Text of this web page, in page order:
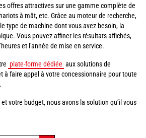
offres attractives sur une gamme complète de
à mât, etc. Grâce au moteur de recherche,
type de machine dont vous avez besoin, la
Vous pouvez affiner les résultats affichés,
et l'année de mise en service.
plate-forme dédiée aux solutions de
à faire appel à votre concessionnaire pour toute
votre budget, nous avons la solution qu’il vous